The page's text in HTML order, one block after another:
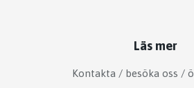
Läs mer
Kontakta / besöka oss /